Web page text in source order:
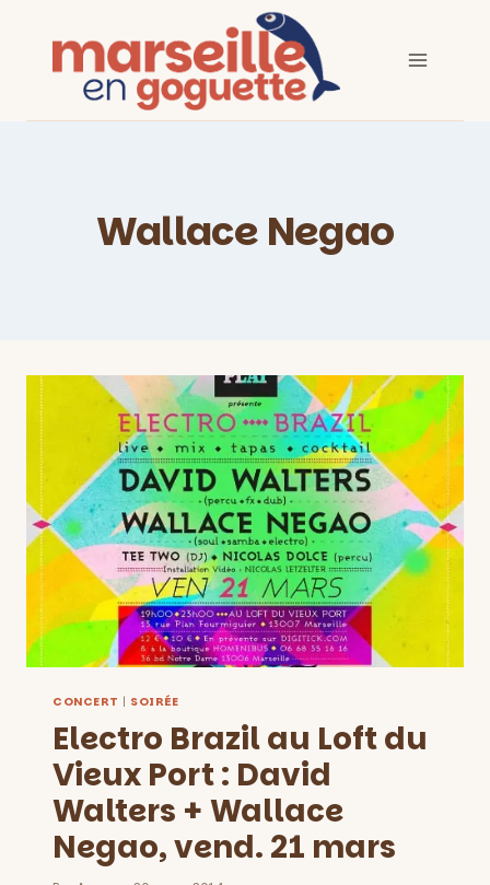
contenu
Wallace Negao
CONCERT | SOIRÉE
Electro Brazil au Loft du
Vieux Port : David
Walters + Wallace
Negao, vend. 21 mars